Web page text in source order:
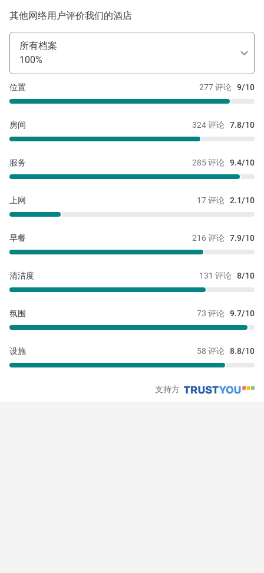
其他网络用户评价我们的酒店
所有档案
100%
277 评论 9/10
位置
324 评论 7.8/10
房间
285 评论 9.4/10
服务
17 评论 2.1/10
上网
216 评论 7.9/10
早餐
131 评论 8/10
清洁度
73 评论 9.7/10
氛围
58 评论 8.8/10
设施
支持方